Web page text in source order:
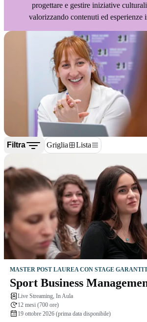
progettare e gestire iniziative
valorizzando contenuti ed esperienze
Filtra Griglia Lista
MASTER POST LAUREA CON STAGE
Sport Business
Live Streaming, In Aula
12 mesi (700 ore)
19 ottobre 2026 (prima data disponibile)